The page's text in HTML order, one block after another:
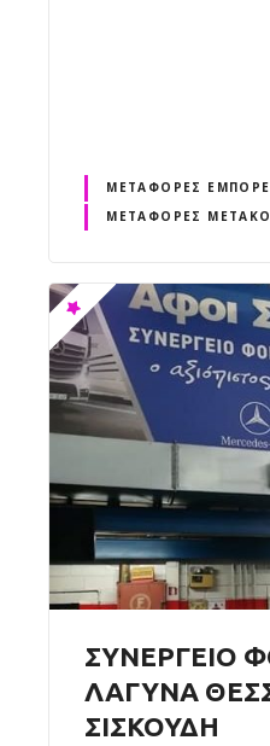
ΜΕΤΑΦΟΡΈΣ
ΜΕΤΑΦΟΡΈΣ
ΣΥΝΕΡΓΕΙΟ
ΛΑΓΥΝΑ
ΣΙΣΚΟΥΔΗ